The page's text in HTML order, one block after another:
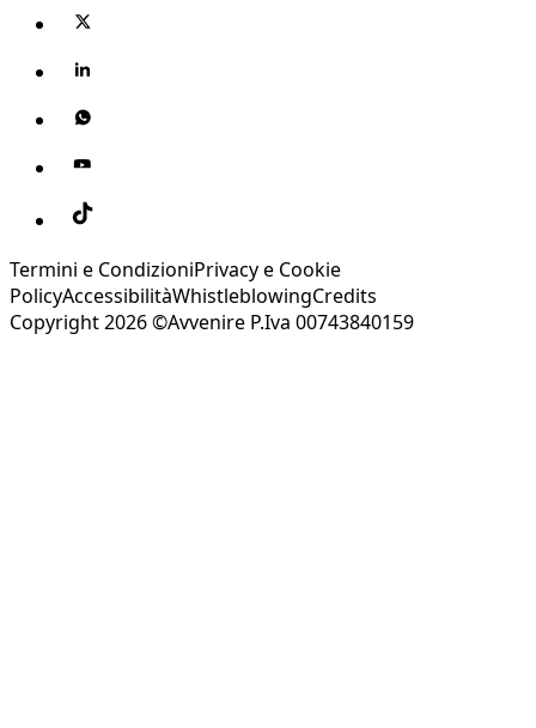
Termini e CondizioniPrivacy e Cookie
PolicyAccessibilitàWhistleblowingCredits
Copyright 2026 ©Avvenire P.Iva 00743840159